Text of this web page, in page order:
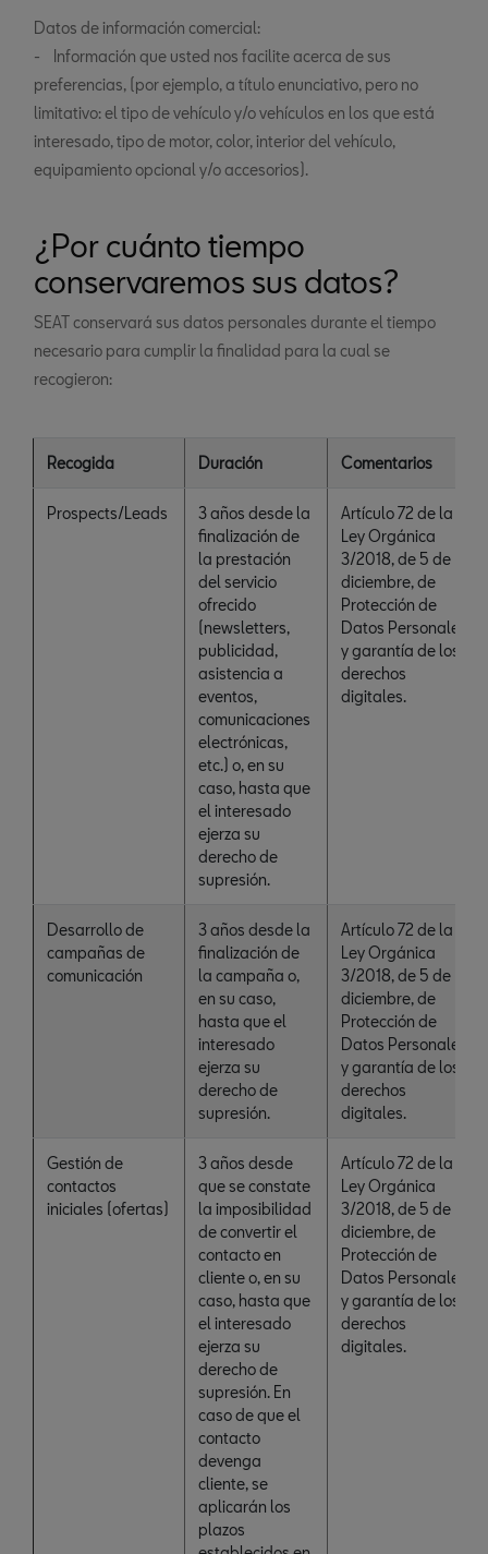
Datos de información comercial:
- Información que usted nos facilite acerca de sus
preferencias, (por ejemplo, a título enunciativo, pero no
limitativo: el tipo de vehículo y/o vehículos en los que está
interesado, tipo de motor, color, interior del vehículo,
equipamiento opcional y/o accesorios).
¿Por cuánto tiempo
conservaremos sus datos?
SEAT conservará sus datos personales durante el tiempo
necesario para cumplir la finalidad para la cual se
recogieron:
Recogida Duración Comentarios
Prospects/Leads
3 años desde la
finalización de
la prestación
del servicio
ofrecido
(newsletters,
publicidad,
asistencia a
eventos,
comunicaciones
electrónicas,
etc.) o, en su
caso, hasta que
el interesado
ejerza su
derecho de
supresión.
Artículo 72 de la
Ley Orgánica
3/2018, de 5 de
diciembre, de
Protección de
Datos Personales
y garantía de los
derechos
digitales.
Desarrollo de
campañas de
comunicación
3 años desde la
finalización de
la campaña o,
en su caso,
hasta que el
interesado
ejerza su
derecho de
supresión.
Artículo 72 de la
Ley Orgánica
3/2018, de 5 de
diciembre, de
Protección de
Datos Personales
y garantía de los
derechos
digitales.
Gestión de
contactos
iniciales (ofertas)
3 años desde
que se constate
la imposibilidad
de convertir el
contacto en
cliente o, en su
caso, hasta que
el interesado
ejerza su
derecho de
supresión. En
caso de que el
contacto
devenga
cliente, se
aplicarán los
plazos
Artículo 72 de la
Ley Orgánica
3/2018, de 5 de
diciembre, de
Protección de
Datos Personales
y garantía de los
derechos
digitales.